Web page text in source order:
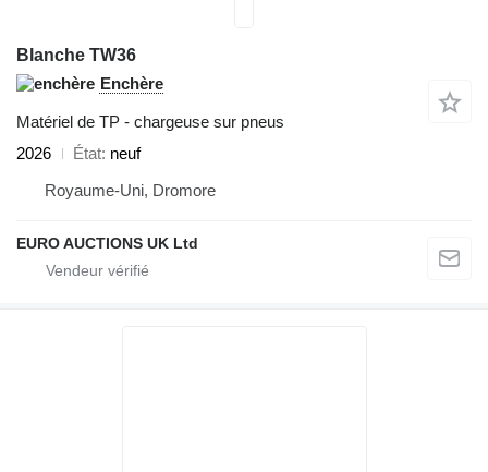
Blanche TW36
Enchère
Matériel de TP - chargeuse sur pneus
2026
État neuf
Royaume-Uni, Dromore
EURO AUCTIONS UK Ltd